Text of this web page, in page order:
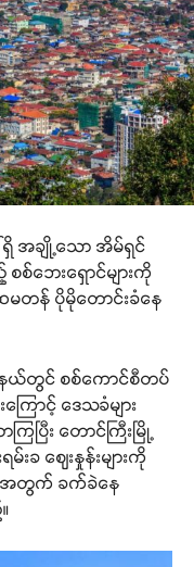
ါ်ရှိ အချို့သော အိမ်ရှင်
စ်ဘေးရှောင်များကို
ဆမတန် ပိုမိုတောင်းခံနေ
နယ်တွင် စစ်ကောင်စီတပ်
ောင့် ဒေသခံများ
ြပြီး တောင်ကြီးမြို့
းခ ဈေးနှုန်းများကို
အတွက် ခက်ခဲနေ